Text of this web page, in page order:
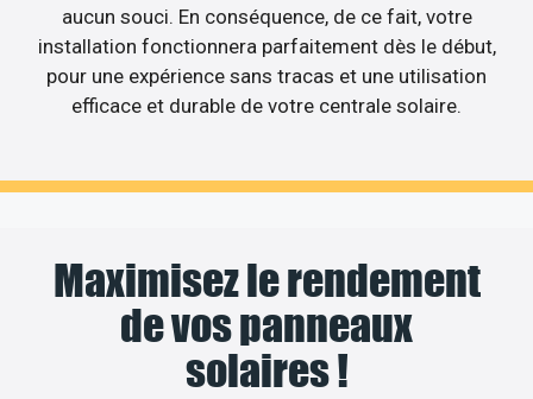
aucun souci. En conséquence, de ce fait, votre
installation fonctionnera parfaitement dès le début,
pour une expérience sans tracas et une utilisation
efficace et durable de votre centrale solaire.
Maximisez le rendement
de vos panneaux
solaires !